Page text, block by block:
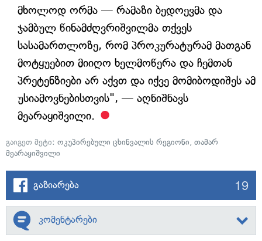
მხოლოდ ორმა — რამაზი ბედოევმა და
ჯამბულ წინამძღვრიშვილმა თქვეს
სასამართლოზე, რომ პროკურატურამ მათგან
მოტყუებით მიიღო ხელმოწერა და ჩემთან
პრეტენზიები არ აქვთ და იქვე მომიბოდიშეს ამ
უსიამოვნებისთვის", — აღნიშნავს
მეარაყიშვილი.
გაიგეთ მეტი: ოკუპირებული ცხინვალის რეგიონი, თამარ
მეარაყიშვილი
გაზიარება 19
კომენტარები